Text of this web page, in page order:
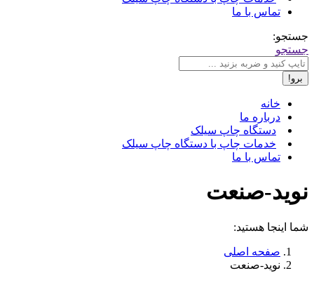
تماس با ما
جستجو:
جستجو
خانه
درباره ما
دستگاه چاپ سیلک
خدمات چاپ با دستگاه چاپ سیلک
تماس با ما
نوید-صنعت
شما اینجا هستید:
صفحه اصلی
نوید-صنعت